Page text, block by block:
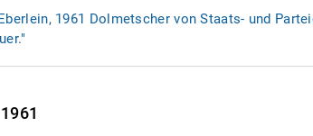
1961 Dolmetscher von Staats- und
1961